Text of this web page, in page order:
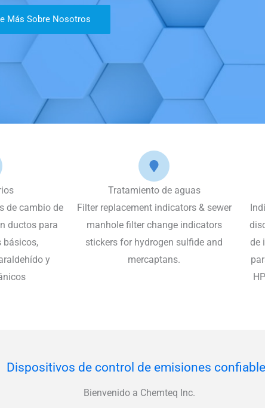
Más Sobre Nosotros
de cambio de
ductos para
básicos,
y
Tratamiento de aguas
Filter replacement indicators & sewer
manhole filter change indicators
stickers for hydrogen sulfide and
mercaptans.
de
Dispositivos de control de emisiones
Bienvenido a Chemteq Inc.